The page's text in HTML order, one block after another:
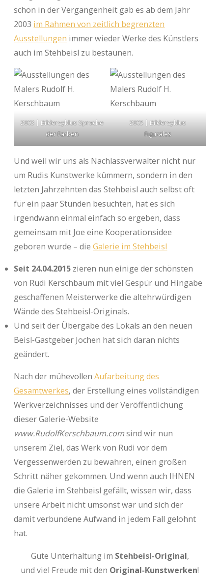
schon in der Vergangenheit gab es ab dem Jahr
2003 im Rahmen von zeitlich begrenzten
Ausstellungen immer wieder Werke des Künstlers
auch im Stehbeisl zu bestaunen.
2003 | Bilderzyklus Sprache
der Farben
2005 | Bilderzyklus
Figurales
Und weil wir uns als Nachlassverwalter nicht nur
um Rudis Kunstwerke kümmern, sondern in den
letzten Jahrzehnten das Stehbeisl auch selbst oft
für ein paar Stunden besuchten, hat es sich
irgendwann einmal einfach so ergeben, dass
gemeinsam mit Joe eine Kooperationsidee
geboren wurde – dieGalerie im Stehbeisl
Seit 24.04.2015 zieren nun einige der schönsten
von Rudi Kerschbaum mit viel Gespür und Hingabe
geschaffenen Meisterwerke die altehrwürdigen
Wände des Stehbeisl-Originals.
Und seit der Übergabe des Lokals an den neuen
Beisl-Gastgeber Jochen hat sich daran nichts
geändert.
Nach der mühevollenAufarbeitung des
Gesamtwerkes, der Erstellung eines vollständigen
Werkverzeichnisses und der Veröffentlichung
dieser Galerie-Website
www.RudolfKerschbaum.comsind wir nun
unserem Ziel, das Werk von Rudi vor dem
Vergessenwerden zu bewahren, einen großen
Schritt näher gekommen. Und wenn auch IHNEN
die Galerie im Stehbeisl gefällt, wissen wir, dass
unsere Arbeit nicht umsonst war und sich der
damit verbundene Aufwand in jedem Fall gelohnt
hat.
Gute Unterhaltung im Stehbeisl-Original,
und viel Freude mit den Original-Kunstwerken!